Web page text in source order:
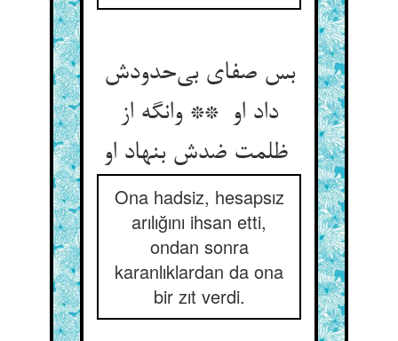
بس صفای بی‌حدودش
داد او ** وانگه از
Ona hadsiz, hesapsız
arılığını ihsan etti,
ondan sonra
karanlıklardan da ona
bir zıt verdi.